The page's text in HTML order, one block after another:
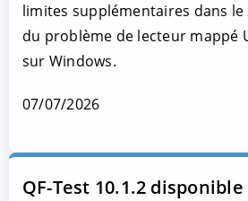
limites supplémentaires dans
du problème de lecteur mappé
sur Windows.
07/07/2026
QF-Test 10.1.2 disponible